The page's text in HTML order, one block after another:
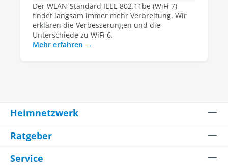
Der WLAN-Standard IEEE 802.11be (WiFi 7)
findet langsam immer mehr Verbreitung. Wir
erklären die Verbesserungen und die
Unterschiede zu WiFi 6.
Mehr erfahren
Heimnetzwerk
Ratgeber
Service